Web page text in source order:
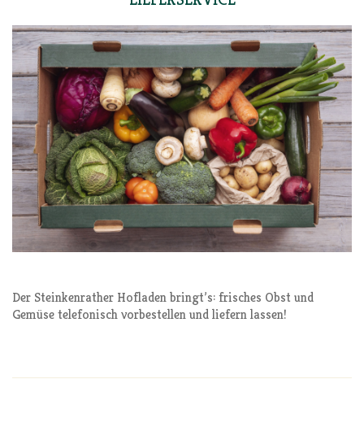
Der Stein­ken­ra­ther Hof­la­den bringt’s: fri­sches Obst und
Gemü­se tele­fo­nisch vor­be­stel­len und lie­fern lassen!